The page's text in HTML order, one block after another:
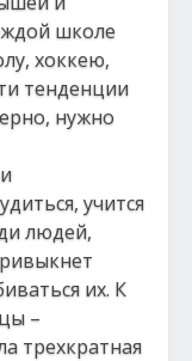
школе
хоккею,
тенденции
нужно
учится
людей,
их. К
–
трехкратная